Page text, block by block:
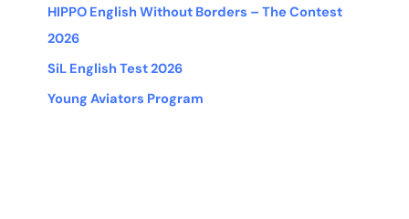
HIPPO English Without Borders – The Contest
2026
SiL English Test 2026
Young Aviators Program